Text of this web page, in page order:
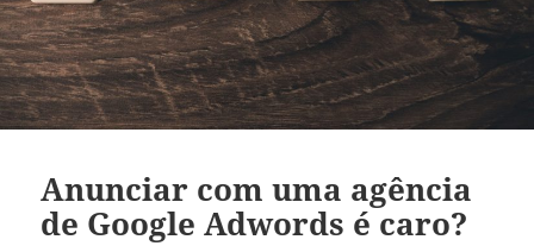
Anunciar com uma agência
de Google Adwords é caro?